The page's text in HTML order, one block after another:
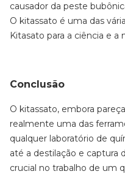
causador da peste
O kitassato é uma das
Kitasato para a ciência e a
Conclusão
O kitassato, embora
realmente uma das
qualquer laboratório de
até a destilação e captura
crucial no trabalho de um